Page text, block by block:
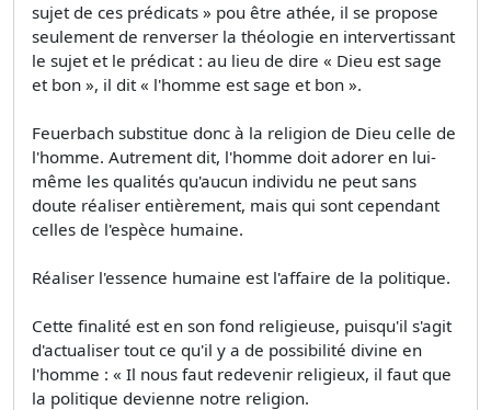
sujet de ces prédicats » pou être athée, il se propose
seulement de renverser la théologie en intervertissant
le sujet et le prédicat : au lieu de dire « Dieu est sage
et bon », il dit « l'homme est sage et bon ».
Feuerbach substitue donc à la religion de Dieu celle de
l'homme. Autrement dit, l'homme doit adorer en lui-
même les qualités qu'aucun individu ne peut sans
doute réaliser entièrement, mais qui sont cependant
celles de l'espèce humaine.
Réaliser l'essence humaine est l'affaire de la politique.
Cette finalité est en son fond religieuse, puisqu'il s'agit
d'actualiser tout ce qu'il y a de possibilité divine en
l'homme : « Il nous faut redevenir religieux, il faut que
la politique devienne notre religion.